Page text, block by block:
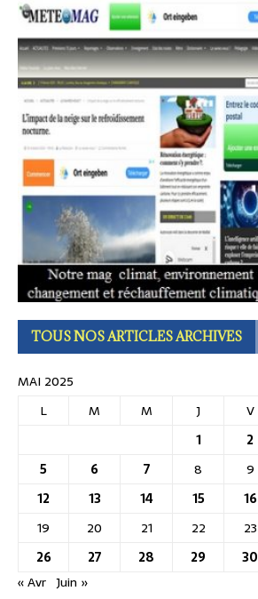
TOUS NOS ARTICLES ARCHIVES
MAI 2025
L
M M J V
1
2
5
6 7 8 9
12
13 14 15 16
19
20 21 22 23
26
27 28 29 30
« Avr Juin »